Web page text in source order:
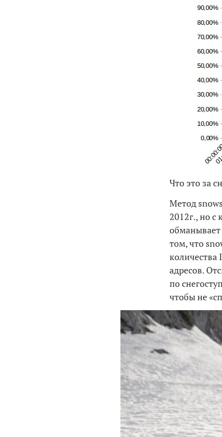
Что это за
Метод
2012г., но с
обманывает
том, что
количества
адресов.
по
чтобы не